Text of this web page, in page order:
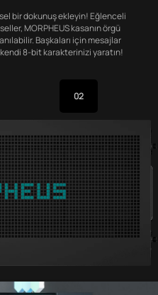
bir dokunuş ekleyin! Eğlenceli
MORPHEUS kasanın örgü
Başkaları için mesajlar
8-bit karakterinizi yaratın!
02